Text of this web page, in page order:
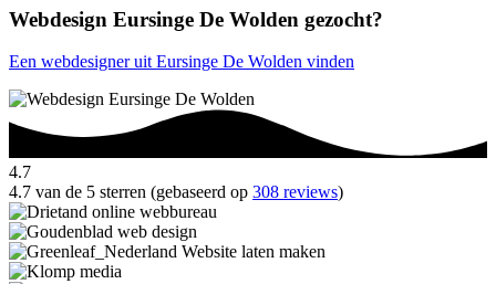
Webdesign Eursinge De Wolden gezocht?
Een webdesigner uit Eursinge De Wolden vinden
4.7
4.7 van de 5 sterren (gebaseerd op 308 reviews)